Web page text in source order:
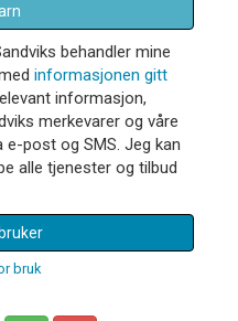
behandler mine
informasjonen gitt
informasjon,
merkevarer og våre
post og SMS. Jeg kan
alle tjenester og tilbud
bruk